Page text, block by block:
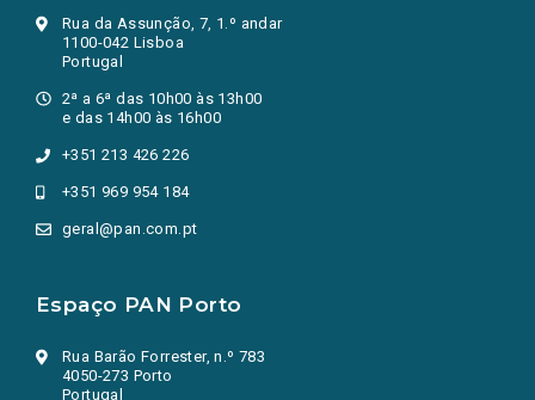
Rua da Assunção, 7, 1.º andar
1100-042 Lisboa
Portugal
2ª a 6ª das 10h00 às 13h00
e das 14h00 às 16h00
+351 213 426 226
+351 969 954 184
geral@pan.com.pt
Espaço PAN Porto
Rua Barão Forrester, n.º 783
4050-273 Porto
Portugal